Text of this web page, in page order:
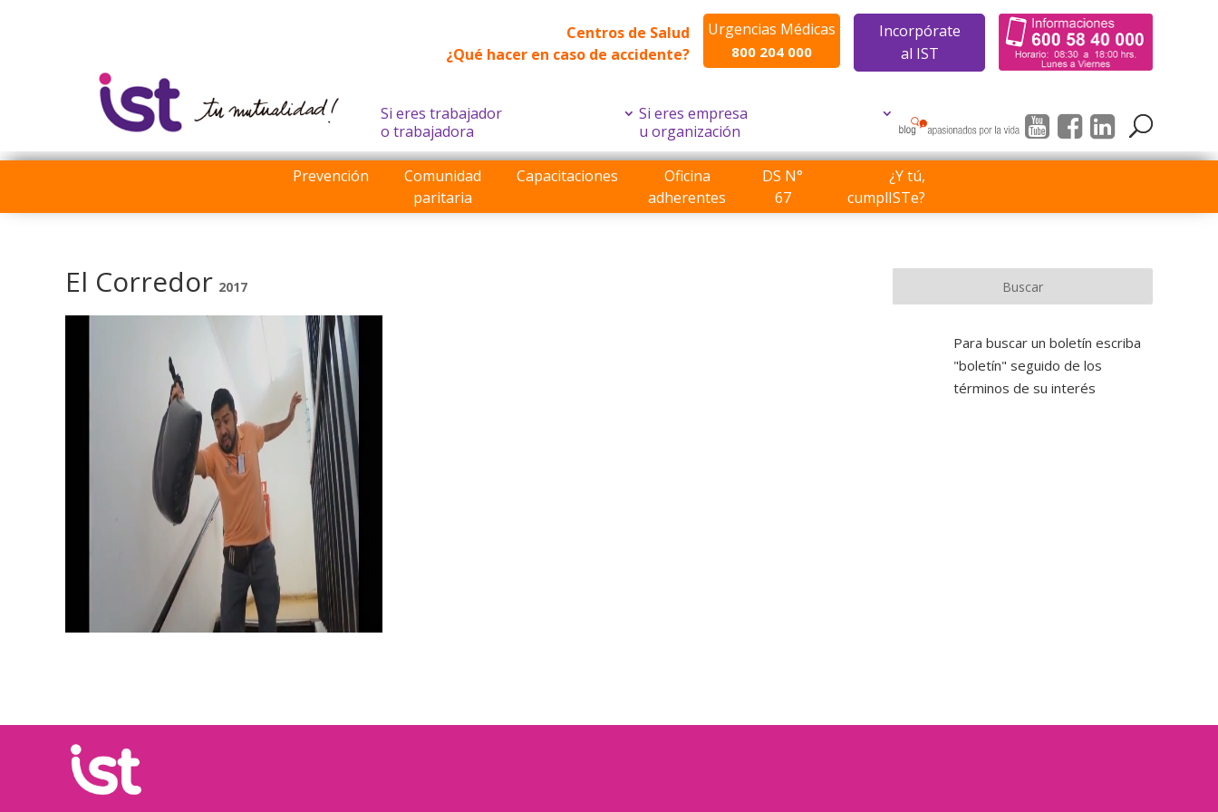
Incorpórate
al IST
Urgencias Médicas
800 204 000
Centros de Salud
¿Qué hacer en caso de accidente?
Si eres trabajador
o trabajadora
Si eres empresa
u organización
Prevención
Comunidad
paritaria
Capacitaciones
Oficina
adherentes
DS N°
67
¿Y tú,
cumplISTe?
El Corredor 2017
Para buscar un boletín escriba
"boletín" seguido de los
términos de su interés